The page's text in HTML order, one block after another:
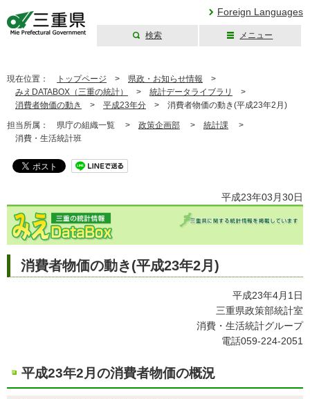
Foreign Languages
検索 メニュー
現在位置： トップページ > 県政・お知らせ情報 >
みえDATABOX（三重の統計）
> 統計データライブラリ
>
消費者物価の動き
> 平成23年分 > 消費者物価の動き(平成23年2月)
担当所属： 県庁の組織一覧 > 政策企画部 > 統計課 >
消費・生活統計班
平成23年03月30日
消費者物価の動き(平成23年2月)
平成23年4月1日
三重県政策部統計室
消費・生活統計グループ
電話059-224-2051
平成23年2月の消費者物価の概況